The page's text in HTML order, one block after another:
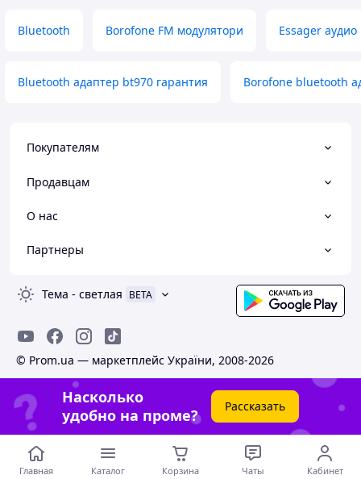
Bluetooth Borofone FM модулятори Essager аудио
Bluetooth адаптер bt970 гарантия Borofone bluetooth
Покупателям
Продавцам
О нас
Партнеры
Тема - светлая BETA
© Prom.ua — маркетплейс України, 2008-2026
Насколько
удобно на проме?
Рассказать
Главная Каталог Корзина Чаты Кабинет